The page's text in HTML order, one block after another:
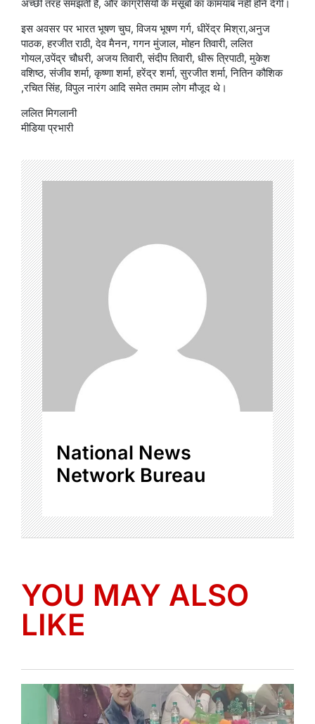
अच्छी तरह समझती है, और कांग्रेसियों के मंसूबों का कामयाब नहीं होने देगी।
इस अवसर पर भारत भूषण चुघ, विजय भूषण गर्ग, धीरेंद्र मिश्रा,अनुज
पाठक, हरजीत राठी, देव मैनन, गगन मुंजाल, मोहन तिवारी, ललित
गोयल,उपेंद्र चौधरी, अजय तिवारी, संदीप तिवारी, धीरू त्रिपाठी, मुकेश
वशिष्ठ, संजीव शर्मा, कृष्णा शर्मा, हरेंद्र शर्मा, सुरजीत शर्मा, नितिन कौशिक
,रचित सिंह, विपुल नारंग आदि समेत तमाम लोग मौजूद थे।
ललित मिगलानी
मीडिया प्रभारी
National News
Network Bureau
YOU MAY ALSO
LIKE